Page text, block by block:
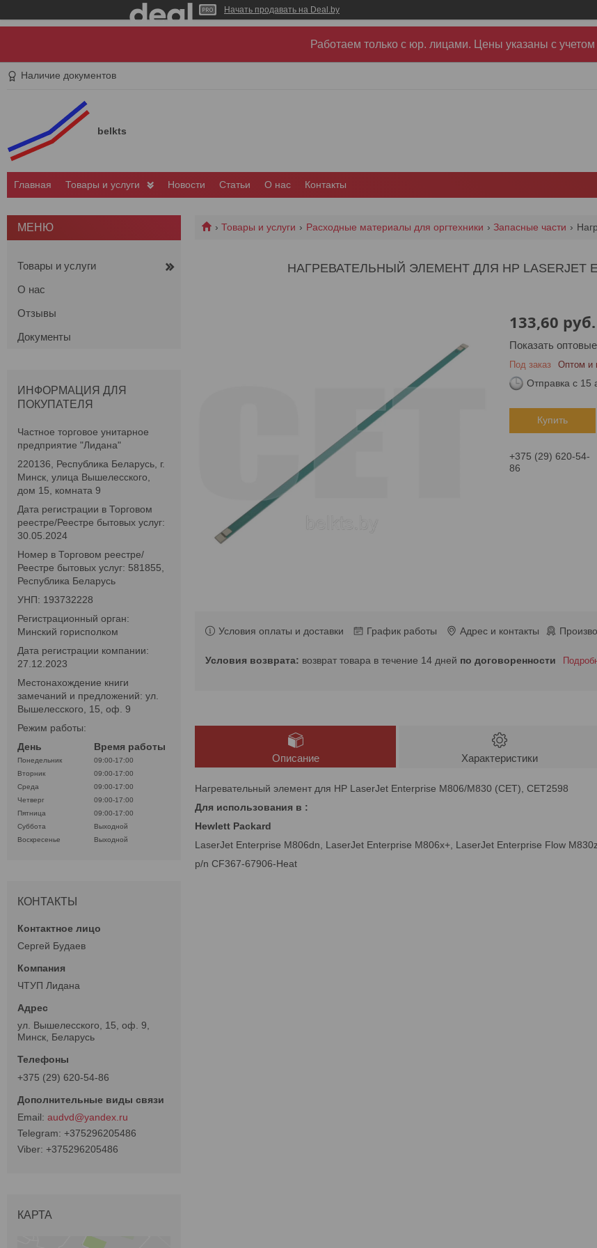
Начать продавать на Deal.by
Работаем только с юр. лицами. Цены указаны c
Наличие документов
belkts
Главная Товары и услуги Новости Статьи О нас Контакты
Товары и услуги Расходные материалы для оргтехники Запасные части
НАГРЕВАТЕЛЬНЫЙ ЭЛЕМЕНТ ДЛЯ HP LASERJET
133,60 руб.
Показать
Под заказ Оптом и
Отправка с 15
Купить
+375 (29) 620-54-
86
Условия оплаты и доставки График работы Адрес и контакты
возврат товара в течение 14 дней по договоренности
Описание Характеристики
Нагревательный элемент для HP LaserJet Enterprise M806/M830 (CET), CET2598
Для использования в :
Hewlett Packard​
LaserJet Enterprise M806dn, LaserJet Enterprise M806x+, LaserJet Enterprise Flow
p/n CF367-67906-Heat
Товары и услуги
О нас
Отзывы
Документы
ИНФОРМАЦИЯ ДЛЯ
ПОКУПАТЕЛЯ
Частное торговое унитарное
предприятие "Лидана"
220136, Республика Беларусь, г.
Минск, улица Вышелесского,
дом 15, комната 9
Дата регистрации в Торговом
реестре/Реестре бытовых услуг:
30.05.2024
Номер в Торговом реестре/
Реестре бытовых услуг: 581855,
Республика Беларусь
УНП: 193732228
Регистрационный орган:
Минский горисполком
Дата регистрации компании:
27.12.2023
Местонахождение книги
замечаний и предложений: ул.
Вышелесского, 15, оф. 9
Режим работы:
День
Время работы
Понедельник
09:00-17:00
Вторник
09:00-17:00
Среда
09:00-17:00
Четверг
09:00-17:00
Пятница
09:00-17:00
Суббота
Выходной
Воскресенье
Выходной
КОНТАКТЫ
Сергей Будаев
ЧТУП Лидана
ул. Вышелесского, 15, оф. 9,
Минск, Беларусь
+375 (29) 620-54-86
audvd@yandex.ru
+375296205486
+375296205486
КАРТА